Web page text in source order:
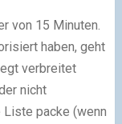
von 15 Minuten.
haben, geht
verbreitet
nicht
packe (wenn